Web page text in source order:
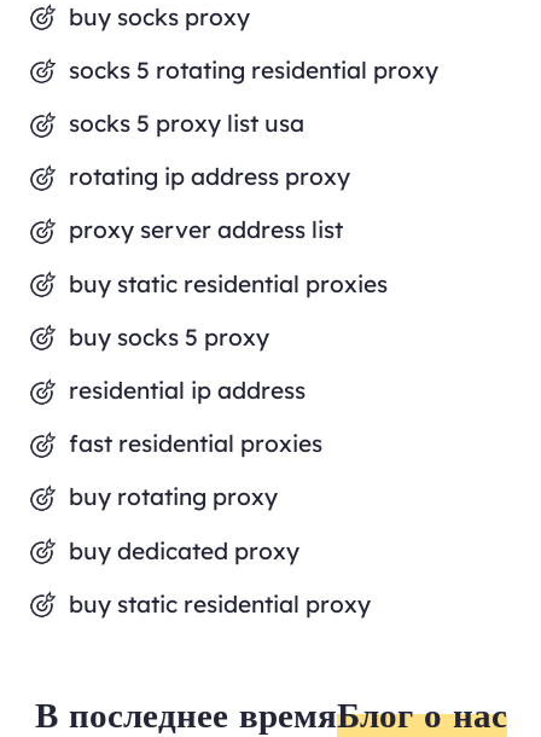
buy socks proxy
socks 5 rotating residential proxy
socks 5 proxy list usa
rotating ip address proxy
proxy server address list
buy static residential proxies
buy socks 5 proxy
residential ip address
fast residential proxies
buy rotating proxy
buy dedicated proxy
buy static residential proxy
В последнее времяБлог о нас